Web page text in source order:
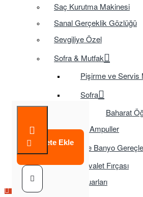
Saç Kurutma Makinesi
Sanal Gerçeklik Gözlüğü
Sevgiliye Özel
Sofra & Mutfak
Pişirme ve Servis
Sofra
Baharat
Tasarruflu Ampuller
Temizlik ve Banyo
Tuvalet Fırçası
TV Aksesuarları
Sepete Ekle
Çok Satılan Ürün